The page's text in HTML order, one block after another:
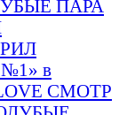
ПАРА
в
СМОТР